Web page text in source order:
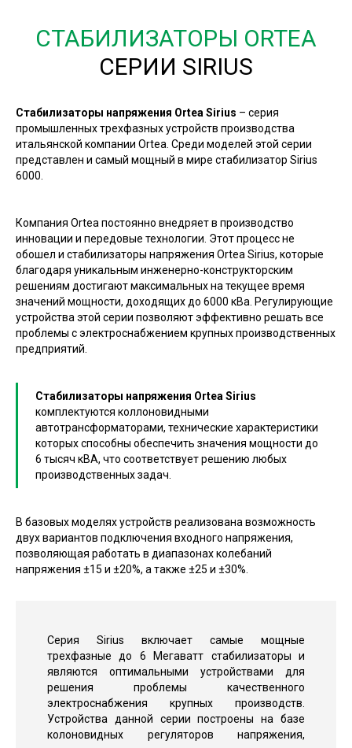
СТАБИЛИЗАТОРЫ ORTEA
СЕРИИ SIRIUS
Стабилизаторы напряжения Ortea Sirius – серия
промышленных трехфазных устройств производства
итальянской компании Ortea. Среди моделей этой серии
представлен и самый мощный в мире стабилизатор Sirius
6000.
Компания Ortea постоянно внедряет в производство
инновации и передовые технологии. Этот процесс не
обошел и стабилизаторы напряжения Ortea Sirius, которые
благодаря уникальным инженерно-конструкторским
решениям достигают максимальных на текущее время
значений мощности, доходящих до 6000 кВа. Регулирующие
устройства этой серии позволяют эффективно решать все
проблемы с электроснабжением крупных производственных
предприятий.
Стабилизаторы напряжения Ortea Sirius
комплектуются коллоновидными
автотрансформаторами, технические характеристики
которых способны обеспечить значения мощности до
6 тысяч кВА, что соответствует решению любых
производственных задач.
В базовых моделях устройств реализована возможность
двух вариантов подключения входного напряжения,
позволяющая работать в диапазонах колебаний
напряжения ±15 и ±20%, а также ±25 и ±30%.
Серия Sirius включает самые мощные
трехфазные до 6 Мегаватт стабилизаторы и
являются оптимальными устройствами для
решения проблемы качественного
электроснабжения крупных производств.
Устройства данной серии построены на базе
колоновидных регуляторов напряжения,